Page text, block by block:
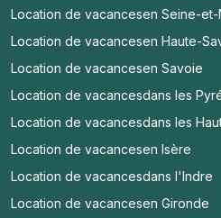
Location de vacancesen Seine-et-
Location de vacancesen Haute-
Location de vacancesen Savoie
Location de vacancesdans les
Location de vacancesdans les
Location de vacancesen Isère
Location de vacancesdans l'Indre
Location de vacancesen Gironde